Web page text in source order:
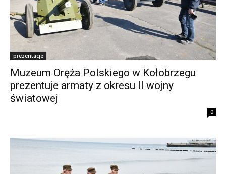
prezentacje
Muzeum Oręża Polskiego w Kołobrzegu
prezentuje armaty z okresu II wojny
światowej
0